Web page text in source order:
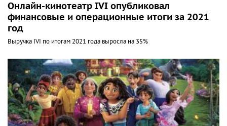
Онлайн-кинотеатр IVI опубликовал
финансовые и операционные итоги за 2021
год
Выручка IVI по итогам 2021 года выросла на 35%